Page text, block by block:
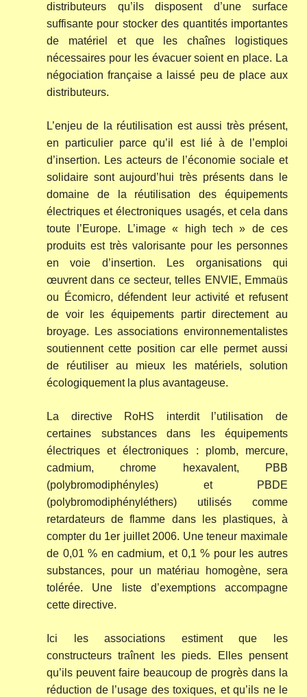
distributeurs qu’ils disposent d’une surface
suffisante pour stocker des quantités importantes
de matériel et que les chaînes logistiques
nécessaires pour les évacuer soient en place. La
négociation française a laissé peu de place aux
distributeurs.
L’enjeu de la réutilisation est aussi très présent,
en particulier parce qu’il est lié à de l’emploi
d’insertion. Les acteurs de l’économie sociale et
solidaire sont aujourd’hui très présents dans le
domaine de la réutilisation des équipements
électriques et électroniques usagés, et cela dans
toute l’Europe. L’image « high tech » de ces
produits est très valorisante pour les personnes
en voie d’insertion. Les organisations qui
œuvrent dans ce secteur, telles ENVIE, Emmaüs
ou Écomicro, défendent leur activité et refusent
de voir les équipements partir directement au
broyage. Les associations environnementalistes
soutiennent cette position car elle permet aussi
de réutiliser au mieux les matériels, solution
écologiquement la plus avantageuse.
La directive RoHS interdit l’utilisation de
certaines substances dans les équipements
électriques et électroniques : plomb, mercure,
cadmium, chrome hexavalent, PBB
(polybromodiphényles) et PBDE
(polybromodiphényléthers) utilisés comme
retardateurs de flamme dans les plastiques, à
compter du 1er juillet 2006. Une teneur maximale
de 0,01 % en cadmium, et 0,1 % pour les autres
substances, pour un matériau homogène, sera
tolérée. Une liste d’exemptions accompagne
cette directive.
Ici les associations estiment que les
constructeurs traînent les pieds. Elles pensent
qu’ils peuvent faire beaucoup de progrès dans la
réduction de l’usage des toxiques, et qu’ils ne le